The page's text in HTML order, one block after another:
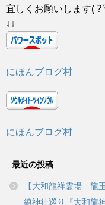
宜しくお願いします(
↓↓
にほんブログ村
にほんブログ村
最近の投稿
【大和龍祥霊場 龍
鎮神社巡り『大和龍